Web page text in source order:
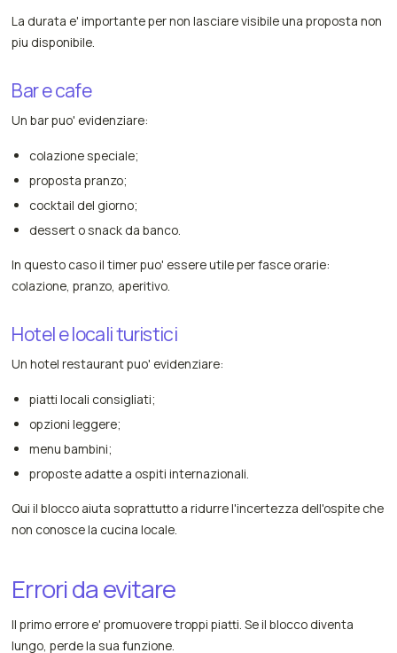
La durata e' importante per non lasciare visibile una proposta non
piu disponibile.
Bar e cafe
Un bar puo' evidenziare:
colazione speciale;
proposta pranzo;
cocktail del giorno;
dessert o snack da banco.
In questo caso il timer puo' essere utile per fasce orarie:
colazione, pranzo, aperitivo.
Hotel e locali turistici
Un hotel restaurant puo' evidenziare:
piatti locali consigliati;
opzioni leggere;
menu bambini;
proposte adatte a ospiti internazionali.
Qui il blocco aiuta soprattutto a ridurre l'incertezza dell'ospite che
non conosce la cucina locale.
Errori da evitare
Il primo errore e' promuovere troppi piatti. Se il blocco diventa
lungo, perde la sua funzione.